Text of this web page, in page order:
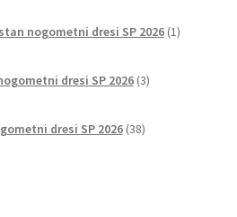
nogometni dresi SP 2026 1izdelek
dresi SP 2026 3izdelki
dresi SP 2026 38izdelkov